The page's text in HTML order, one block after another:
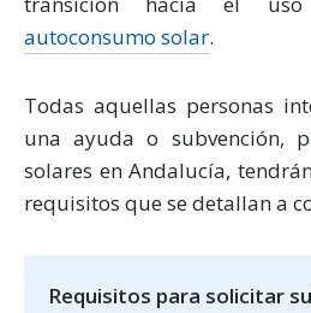
autoconsumo solar.
Todas aquellas personas
una ayuda o subvención,
solares en Andalucía,
requisitos que se detallan a
Requisitos para solicitar